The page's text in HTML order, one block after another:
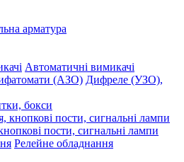
арматура
Автоматичні вимикачі
Дифреле (УЗО),
бокси
пости, сигнальні лампи
Релейне обладнання